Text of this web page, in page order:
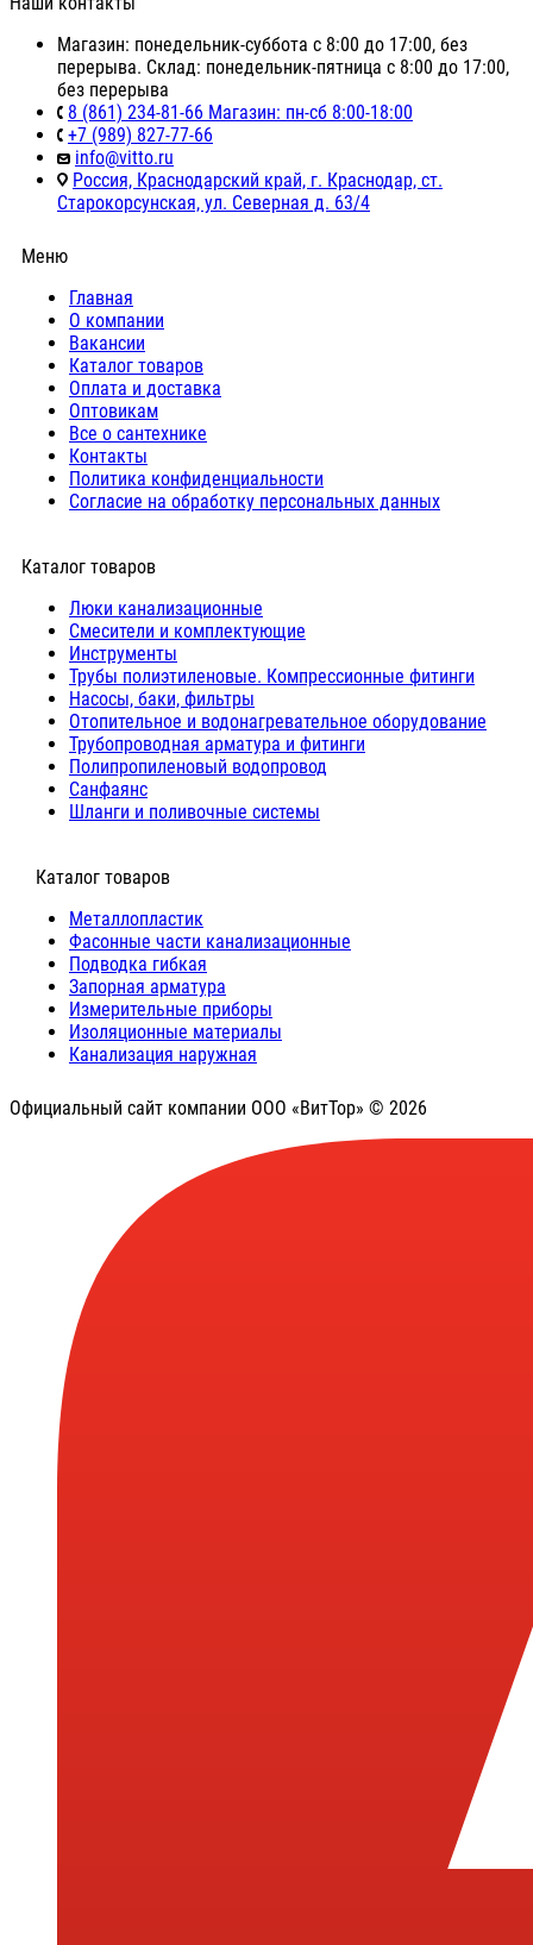
Магазин: понедельник-суббота с 8:00 до 17:00, без
перерыва. Склад: понедельник-пятница с 8:00 до 17:00,
без перерыва
8 (861) 234-81-66 Магазин: пн-сб 8:00-18:00
+7 (989) 827-77-66
info@vitto.ru
Россия, Краснодарский край, г. Краснодар, ст.
Старокорсунская, ул. Северная д. 63/4
Меню
Главная
О компании
Вакансии
Каталог товаров
Оплата и доставка
Оптовикам
Все о сантехнике
Контакты
Политика конфиденциальности
Согласие на обработку персональных данных
Каталог товаров
Люки канализационные
Cмесители и комплектующие
Инструменты
Трубы полиэтиленовые. Компрессионные фитинги
Насосы, баки, фильтры
Отопительное и водонагревательное оборудование
Трубопроводная арматура и фитинги
Полипропиленовый водопровод
Санфаянс
Шланги и поливочные системы
⠀Каталог товаров
Металлопластик
Фасонные части канализационные
Подводка гибкая
Запорная арматура
Измерительные приборы
Изоляционные материалы
Канализация наружная
Официальный сайт компании ООО «ВитТор» © 2026